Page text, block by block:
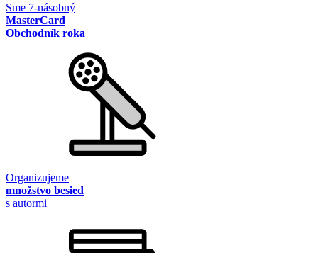
Sme 7-násobný
MasterCard
Obchodník roka
Organizujeme
množstvo besied
s autormi